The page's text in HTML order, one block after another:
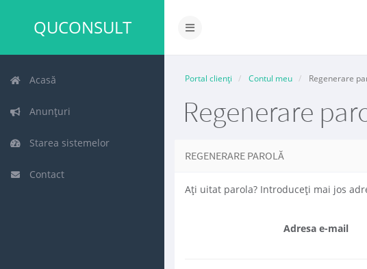
QUCONSULT
Navigare
Acasă
Anunțuri
Starea sistemelor
Contact
Portal clienți Contul meu Regenerare
Regenerare
REGENERARE PAROLĂ
Ați uitat parola? Introduceți mai jos
Adresa e-mail